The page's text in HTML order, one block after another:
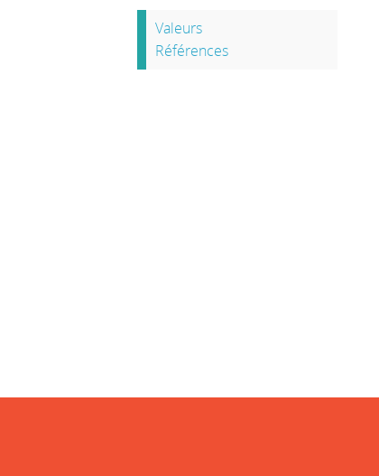
Valeurs
Références